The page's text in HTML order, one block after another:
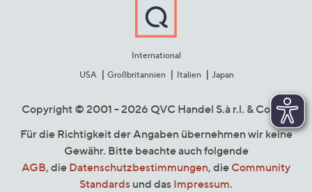
International
USA
Großbritannien Italien Japan
Copyright © 2001 - 2026 QVC Handel S.à r.l. & Co. KG
Für die Richtigkeit der Angaben übernehmen wir keine
Gewähr. Bitte beachte auch folgende
AGB, die Datenschutzbestimmungen, die Community
Standards und das Impressum.